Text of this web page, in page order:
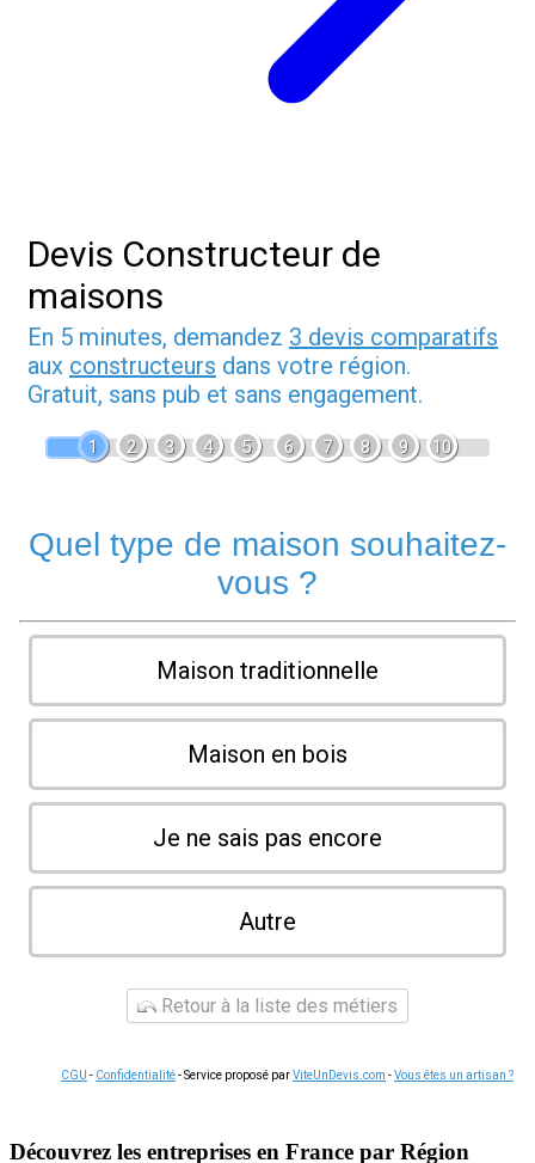
Devis Constructeur de
maisons
En 5 minutes, demandez 3 devis comparatifs
aux constructeurs dans votre région.
Gratuit, sans pub et sans engagement.
1 2 3 4 5 6 7 8 9 10
Quel type de maison souhaitez-
vous ?
Maison traditionnelle
Maison en bois
Je ne sais pas encore
Autre
Retour à la liste des métiers
CGU - Confidentialité- Service proposé parViteUnDevis.com -Vous êtes un artisan ?
Découvrez les entreprises en France par Région